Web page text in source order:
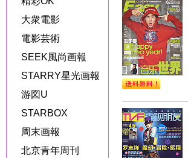
大衆電影
電影芸術
SEEK風尚画報
STARRY星光画報
游図U
STARBOX
周末画報
北京青年周刊